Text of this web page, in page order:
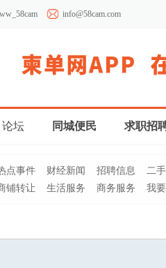
info@58cam.com
论坛 同城便民 求职招
点事件 财经新闻 招聘信息 二
铺转让 生活服务 商务服务 我